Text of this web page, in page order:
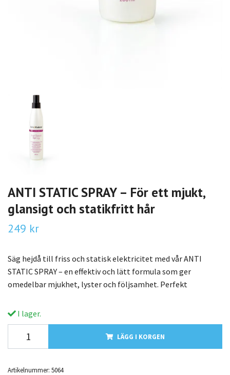
ANTI STATIC SPRAY – För ett mjukt,
glansigt och statikfritt hår
249 kr
Säg hejdå till friss och statisk elektricitet med vår ANTI
STATIC SPRAY – en effektiv och lätt formula som ger
omedelbar mjukhet, lyster och följsamhet. Perfekt
I lager.
LÄGG I KORGEN
Artikelnummer: 5064